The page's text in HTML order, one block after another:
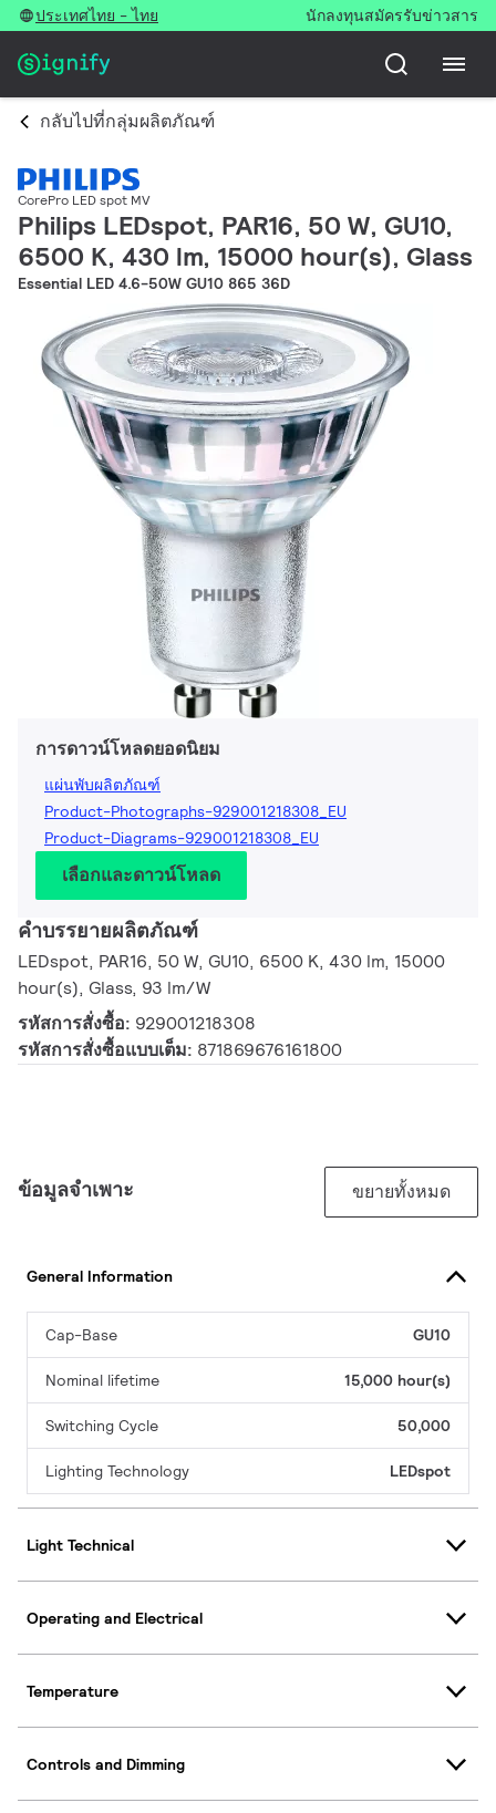
ประเทศไทย - ไทย นักลงทุนสมัครรับข่าวสาร
กลับไปที่กลุ่มผลิตภัณฑ์
CorePro LED spot MV
Philips LEDspot, PAR16, 50 W, GU10,
6500 K, 430 lm, 15000 hour(s), Glass
Essential LED 4.6-50W GU10 865 36D
การดาวน์โหลดยอดนิยม
แผ่นพับผลิตภัณฑ์
Product-Photographs-929001218308_EU
Product-Diagrams-929001218308_EU
เลือกและดาวน์โหลด
คำบรรยายผลิตภัณฑ์
LEDspot, PAR16, 50 W, GU10, 6500 K, 430 lm, 15000
hour(s), Glass, 93 lm/W
รหัสการสั่งซื้อ: 929001218308
รหัสการสั่งซื้อแบบเต็ม: 871869676161800
ข้อมูลจำเพาะ ขยายทั้งหมด
General Information
Cap-Base GU10
Nominal lifetime 15,000 hour(s)
Switching Cycle 50,000
Lighting Technology LEDspot
Light Technical
Operating and Electrical
Temperature
Controls and Dimming